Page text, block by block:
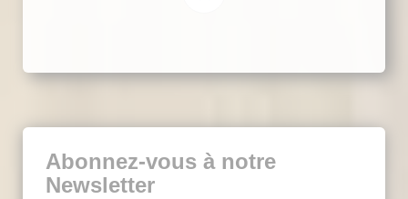
Abonnez-vous à notre
Newsletter